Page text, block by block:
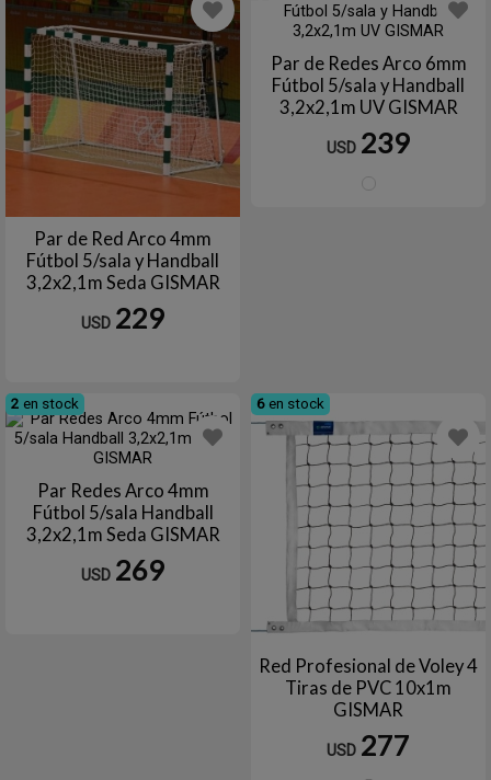
Par de Red Arco 4mm
Fútbol 5/sala y Handball
3,2x2,1m Seda GISMAR
USD 229
Par de Redes Arco 6mm
Fútbol 5/sala y Handball
3,2x2,1m UV GISMAR
USD 239
2 en stock
Par Redes Arco 4mm
Fútbol 5/sala Handball
3,2x2,1m Seda GISMAR
USD 269
6 en stock
Red Profesional de Voley 4
Tiras de PVC 10x1m
GISMAR
USD 277